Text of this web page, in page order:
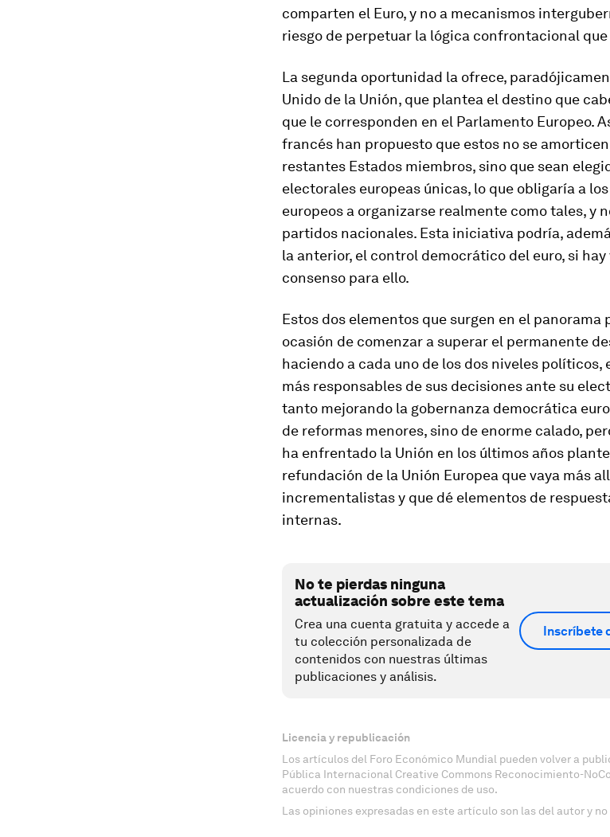
comparten el Euro, y no a mecanismos
riesgo de perpetuar la lógica confrontacional
La segunda oportunidad la ofrece,
Unido de la Unión, que plantea el destino que
que le corresponden en el Parlamento Europeo.
francés han propuesto que estos no se
restantes Estados miembros, sino que sean
electorales europeas únicas, lo que obligaría a
europeos a organizarse realmente como tales, y
partidos nacionales. Esta iniciativa podría,
la anterior, el control democrático del euro, si
consenso para ello.
Estos dos elementos que surgen en el
ocasión de comenzar a superar el permanente
haciendo a cada uno de los dos niveles políticos,
más responsables de sus decisiones ante su
tanto mejorando la gobernanza democrática
de reformas menores, sino de enorme calado,
ha enfrentado la Unión en los últimos años
refundación de la Unión Europea que vaya más
incrementalistas y que dé elementos de
internas.
No te pierdas ninguna
actualización sobre este tema
Crea una cuenta gratuita y accede a
tu colección personalizada de
contenidos con nuestras últimas
publicaciones y análisis.
Inscríbete
Licencia y republicación
Los artículos del Foro Económico Mundial pueden volver a
Pública Internacional Creative Commons Reconocimiento-
acuerdo con nuestras condiciones de uso.
Las opiniones expresadas en este artículo son las del autor y